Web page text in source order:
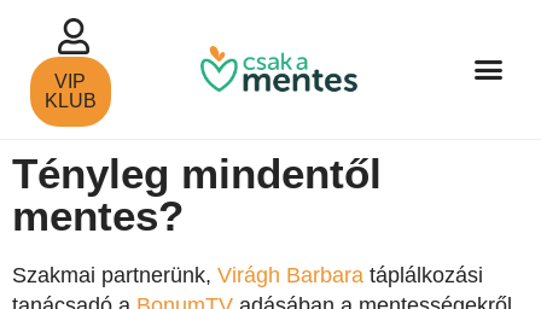
VIP
KLUB
Tényleg mindentől
mentes?
Szakmai partnerünk, Virágh Barbara táplálkozási